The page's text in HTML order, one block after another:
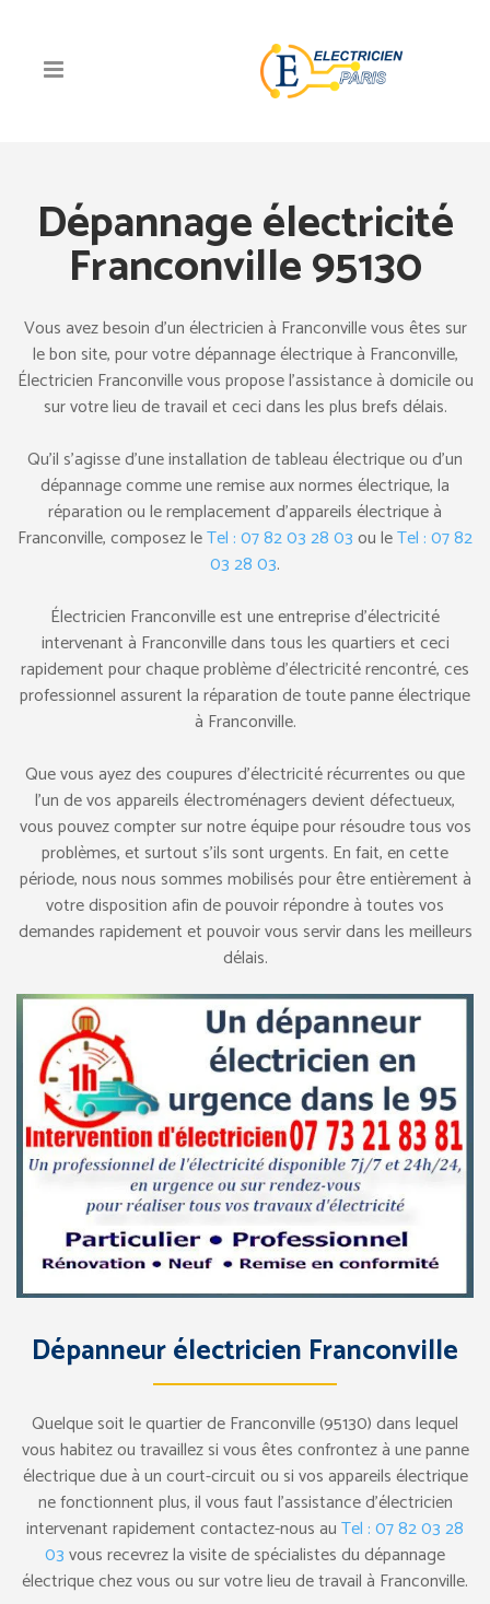
Dépannage électricité
Franconville 95130
Vous avez besoin d’un électricien à Franconville vous êtes sur
le bon site, pour votre dépannage électrique à Franconville,
Électricien Franconville vous propose l’assistance à domicile ou
sur votre lieu de travail et ceci dans les plus brefs délais.
Qu’il s’agisse d’une installation de tableau électrique ou d’un
dépannage comme une remise aux normes électrique, la
réparation ou le remplacement d’appareils électrique à
Franconville, composez leTel : 07 82 03 28 03ou leTel : 07 82
03 28 03.
Électricien Franconville est une entreprise d’électricité
intervenant à Franconville dans tous les quartiers et ceci
rapidement pour chaque problème d’électricité rencontré, ces
professionnel assurent la réparation de toute panne électrique
à Franconville.
Que vous ayez des coupures d’électricité récurrentes ou que
l’un de vos appareils électroménagers devient défectueux,
vous pouvez compter sur notre équipe pour résoudre tous vos
problèmes, et surtout s’ils sont urgents. En fait, en cette
période, nous nous sommes mobilisés pour être entièrement à
votre disposition afin de pouvoir répondre à toutes vos
demandes rapidement et pouvoir vous servir dans les meilleurs
délais.
Dépanneur électricien Franconville
Quelque soit le quartier de Franconville (95130) dans lequel
vous habitez ou travaillez si vous êtes confrontez à une panne
électrique due à un court-circuit ou si vos appareils électrique
ne fonctionnent plus, il vous faut l’assistance d’électricien
intervenant rapidement contactez-nous auTel : 07 82 03 28
03vous recevrez la visite de spécialistes du dépannage
électrique chez vous ou sur votre lieu de travail à Franconville.